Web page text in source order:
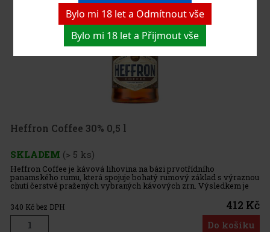
Bylo mi 18 let a Odmítnout vše
Bylo mi 18 let a Přijmout vše
Heffron Coffee 30% 0,5 l
SKLADEM (> 5 ks)
Heffron Coffee je kávová lihovina na bázi prvotřídního
panamského rumu, která spojuje bohatý rumový základ s výraznou
chutí čerstvě pražených vybraných kávových zrn. Výsledkem je
aromatický nápoj s příjemnou sladkostí, kávovým charakterem a
hřejivým
340 Kč bez DPH 412 Kč
Do košíku